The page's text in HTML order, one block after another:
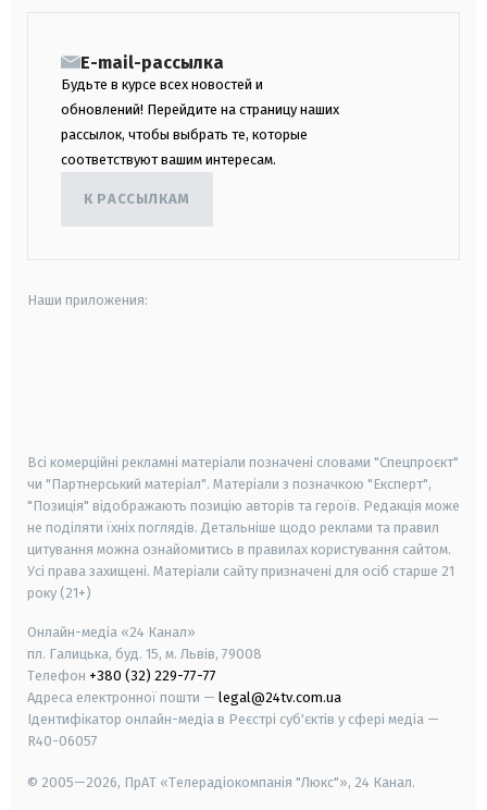
E-mail-рассылка
Будьте в курсе всех новостей и
обновлений! Перейдите на страницу наших
рассылок, чтобы выбрать те, которые
соответствуют вашим интересам.
К РАССЫЛКАМ
Наши приложения:
Всі комерційні рекламні матеріали позначені словами "Спецпроєкт"
чи "Партнерський матеріал". Матеріали з позначкою "Експерт",
"Позиція" відображають позицію авторів та героїв. Редакція може
не поділяти їхніх поглядів. Детальніше щодо реклами та правил
цитування можна ознайомитись в правилах користування сайтом.
Усі права захищені. Матеріали сайту призначені для осіб старше 21
року (21+)
Онлайн-медіа «24 Канал»
пл. Галицька, буд. 15, м. Львів, 79008
Телефон +380 (32) 229-77-77
Адреса електронної пошти — legal@24tv.com.ua
Ідентифікатор онлайн-медіа в Реєстрі суб'єктів у сфері медіа —
R40-06057
© 2005—2026, ПрАТ «Телерадіокомпанія "Люкс"», 24 Канал.